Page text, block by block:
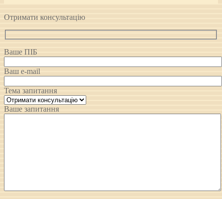
Отримати консультацію
Ваше ПІБ
Ваш e-mail
Тема запитання
Ваше запитання